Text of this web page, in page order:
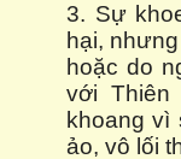
3. Sự
hại,
hoặc do
với Thiên
khoang
ảo, vô lối